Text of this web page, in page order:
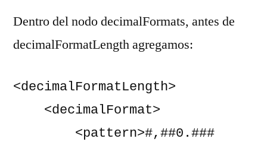
Dentro del nodo decimalFormats, antes de
decimalFormatLength agregamos:
<decimalFormatLength>